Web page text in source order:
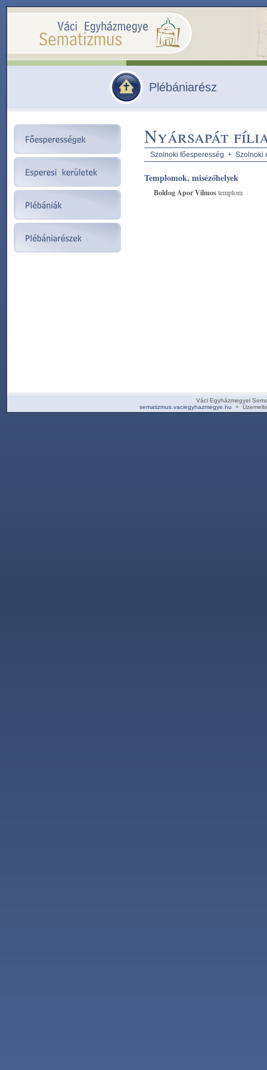
Plébániarész
Nyársapát
Szolnoki főesperesség + Szolnoki
Templomok, misézőhelyek
Boldog Apor Vilmostemplom
Váci Egyházmegyei
sematizmus.vaciegyhazmegye.hu +